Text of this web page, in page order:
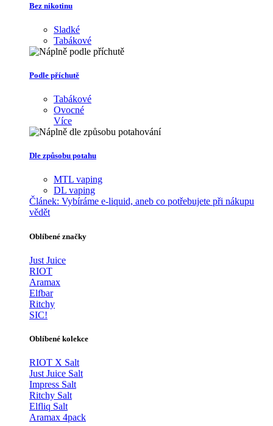
Bez nikotinu
Sladké
Tabákové
Podle příchutě
Tabákové
Ovocné
Více
Dle způsobu potahu
MTL vaping
DL vaping
Článek: Vybíráme e-liquid, aneb co potřebujete při nákupu
vědět
Oblíbené značky
Just Juice
RIOT
Aramax
Elfbar
Ritchy
SIC!
Oblíbené kolekce
RIOT X Salt
Just Juice Salt
Impress Salt
Ritchy Salt
Elfliq Salt
Aramax 4pack